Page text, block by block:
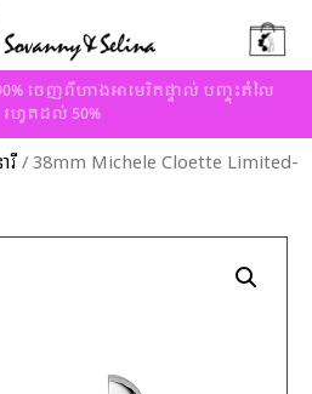
ចេញពីហាងអាមេរិកផ្ទាល់ បញ្ចុះតំលៃ
រហូតដល់ 50%
រី/ 38mm Michele Cloette Limited-